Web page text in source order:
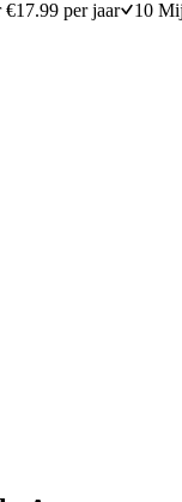
per jaar 10